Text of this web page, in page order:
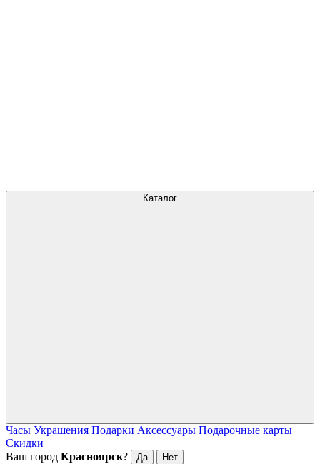
Каталог
Часы Украшения Подарки Аксессуары Подарочные карты
Скидки
Ваш город Красноярск? Да Нет